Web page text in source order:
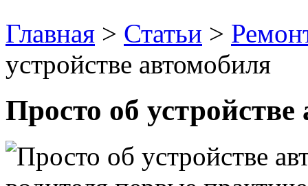
Главная > Статьи >
устройстве автомобиля
Просто об